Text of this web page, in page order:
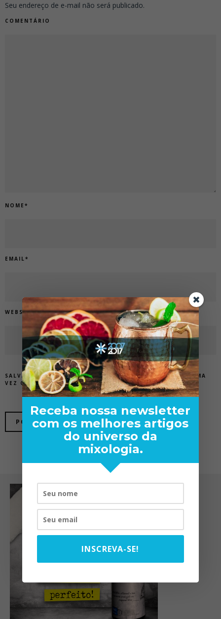
Seu endereço de e-mail não será publicado.
COMENTÁRIO
NOME *
EMAIL*
WEBSITE
SALVAR MEUS DADOS NESTE NAVEGADOR PARA A PRÓXIMA
VEZ QUE EU COMENTAR.
Receba nossa newsletter
com os melhores artigos
do universo da
mixologia.
INSCREVA-SE!